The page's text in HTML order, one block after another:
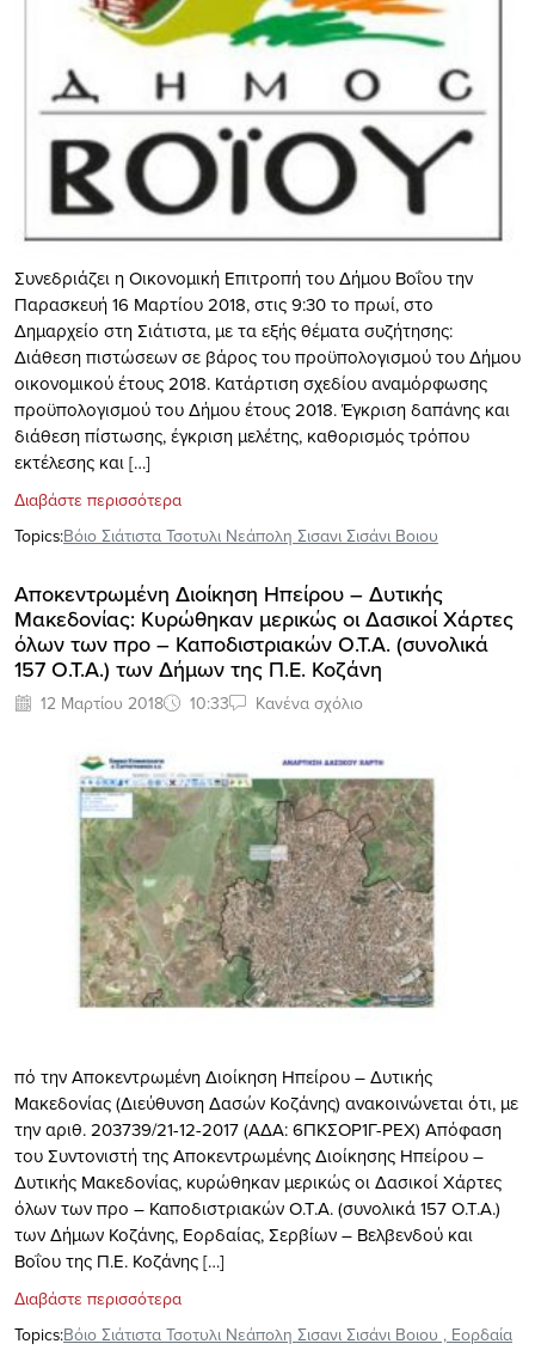
Συνεδριάζει η Οικονομική Επιτροπή του Δήμου Βοΐου την
Παρασκευή 16 Μαρτίου 2018, στις 9:30 το πρωί, στο
Δημαρχείο στη Σιάτιστα, με τα εξής θέματα συζήτησης:
Διάθεση πιστώσεων σε βάρος του προϋπολογισμού του Δήμου
οικονομικού έτους 2018. Κατάρτιση σχεδίου αναμόρφωσης
προϋπολογισμού του Δήμου έτους 2018. Έγκριση δαπάνης και
διάθεση πίστωσης, έγκριση μελέτης, καθορισμός τρόπου
εκτέλεσης και […]
Διαβάστε περισσότερα
Topics:Βόιο Σιάτιστα Τσοτυλι Νεάπολη Σισανι Σισάνι Βοιου
Αποκεντρωμένη Διοίκηση Ηπείρου – Δυτικής
Μακεδονίας: Κυρώθηκαν μερικώς οι Δασικοί Χάρτες
όλων των προ – Καποδιστριακών Ο.Τ.Α. (συνολικά
157 Ο.Τ.Α.) των Δήμων της Π.Ε. Κοζάνη
12 Μαρτίου 2018 10:33 Κανένα σχόλιο
πό την Αποκεντρωμένη Διοίκηση Ηπείρου – Δυτικής
Μακεδονίας (Διεύθυνση Δασών Κοζάνης) ανακοινώνεται ότι, με
την αριθ. 203739/21-12-2017 (ΑΔΑ: 6ΠΚΣΟΡ1Γ-ΡΕΧ) Απόφαση
του Συντονιστή της Αποκεντρωμένης Διοίκησης Ηπείρου –
Δυτικής Μακεδονίας, κυρώθηκαν μερικώς οι Δασικοί Χάρτες
όλων των προ – Καποδιστριακών Ο.Τ.Α. (συνολικά 157 Ο.Τ.Α.)
των Δήμων Κοζάνης, Εορδαίας, Σερβίων – Βελβενδού και
Βοΐου της Π.Ε. Κοζάνης […]
Διαβάστε περισσότερα
Topics:Βόιο Σιάτιστα Τσοτυλι Νεάπολη Σισανι Σισάνι Βοιου , Εορδαία